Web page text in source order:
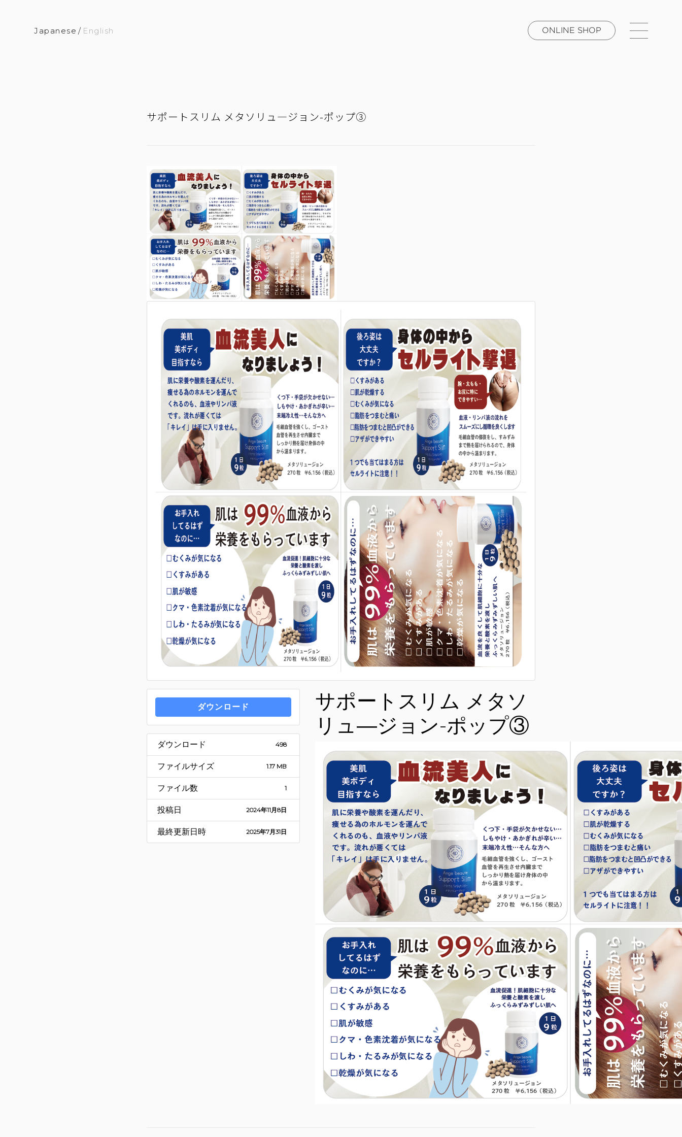
Japanese / English ONLINE SHOP
サポートスリム メタソリュ―ジョン-ポップ③
ダウンロード
ダウンロード 498
ファイルサイズ 1.17 MB
ファイル数 1
投稿日 2024年11月8日
最終更新日時 2025年7月31日
サポートスリム メタソ
リュ―ジョン-ポップ③